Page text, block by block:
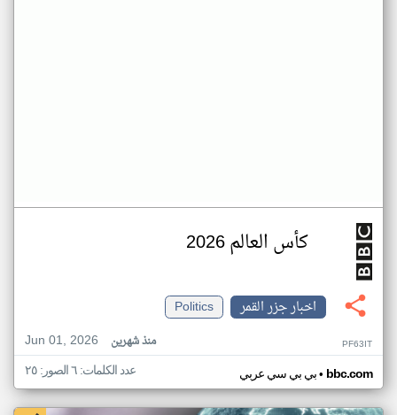
كأس العالم 2026
اخبار جزر القمر
Politics
Jun 01, 2026
منذ شهرين PF63IT
بي بي سي عربي• bbc.com عدد الكلمات: ٦ الصور: ٢٥